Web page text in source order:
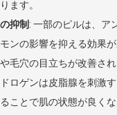
ます。
抑制 : 一部のピルは、ア
ンの影響を抑える効果
毛穴の目立ちが改善さ
ロゲンは皮脂腺を刺激
ことで肌の状態が良く